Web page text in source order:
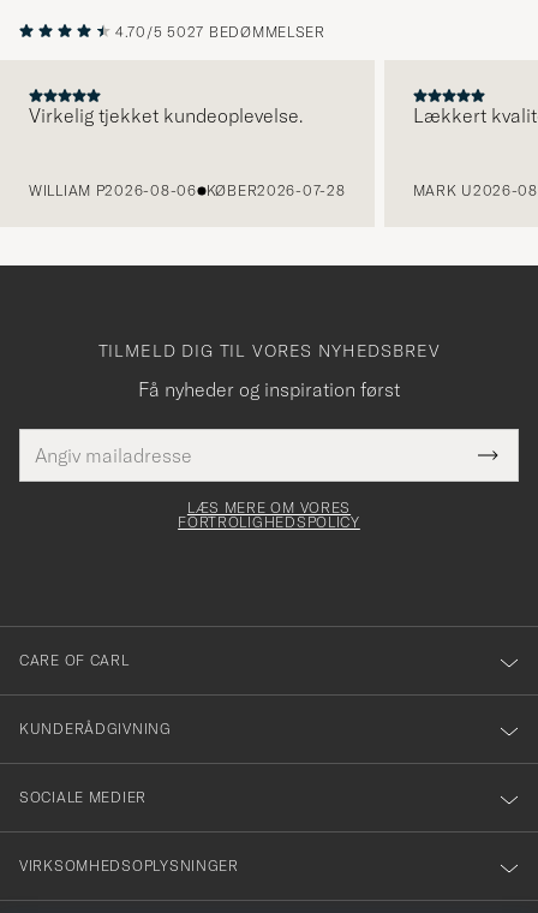
4.70/5 5027 BEDØMMELSER
Virkelig tjekket kundeoplevelse.
WILLIAM P2026-08-06 KØBER2026-07-28
Lækkert
MARK U2026-
TILMELD DIG TIL VORES NYHEDSBREV
Få nyheder og inspiration først
mailadresse
skal
Tack
för
dig
till
vårt
nyhetsbrev!
LÆS MERE OM VORES
FORTROLIGHEDSPOLICY
CARE OF CARL
KUNDERÅDGIVNING
SOCIALE MEDIER
VIRKSOMHEDSOPLYSNINGER